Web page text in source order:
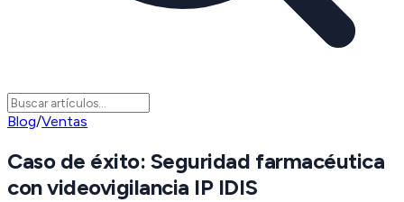
Blog/Ventas
Caso de éxito: Seguridad farmacéutica
con videovigilancia IP IDIS